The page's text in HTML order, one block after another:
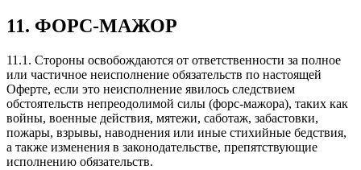
11. ФОРС-МАЖОР
11.1. Стороны освобождаются от ответственности за полное
или частичное неисполнение обязательств по настоящей
Оферте, если это неисполнение явилось следствием
обстоятельств непреодолимой силы (форс-мажора), таких как
войны, военные действия, мятежи, саботаж, забастовки,
пожары, взрывы, наводнения или иные стихийные бедствия,
а также изменения в законодательстве, препятствующие
исполнению обязательств.